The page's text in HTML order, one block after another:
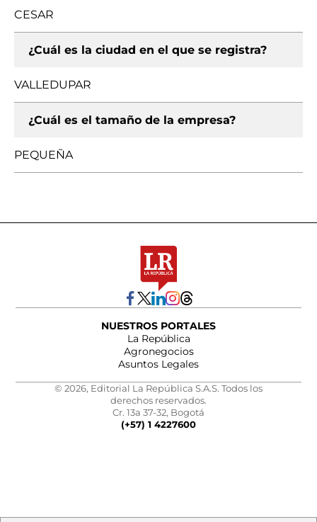
CESAR
¿Cuál es la ciudad en el que se registra?
VALLEDUPAR
¿Cuál es el tamaño de la empresa?
PEQUEÑA
NUESTROS PORTALES
La República
Agronegocios
Asuntos Legales
© 2026, Editorial La República S.A.S. Todos los
derechos reservados.
Cr. 13a 37-32, Bogotá
(+57) 1 4227600